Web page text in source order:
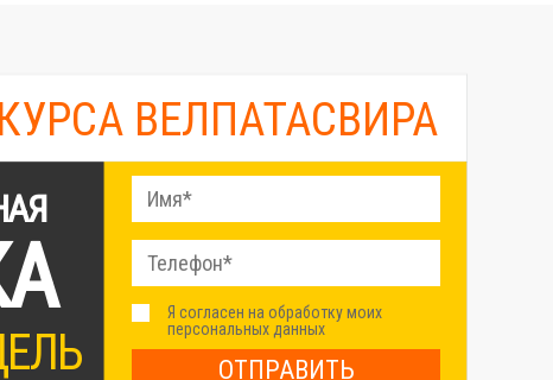
ВЕЛПАТАСВИРА
Я согласен на обработку моих
персональных данных
ОТПРАВИТЬ